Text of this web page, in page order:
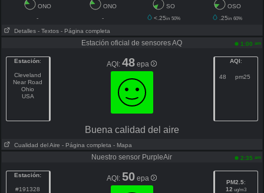
ONO ONO SO
OSO
-
- <.25in 50% .25in 60%
Detalles - Textos - Página completa
Estación oficial de sensores AQ 1:00 am
Estación:
Cleveland
Near Road
Ohio
USA
AQI:48 epa AQI:
48 pm25
Buena calidad del aire
Cualidad del Aire - Página completa - Mapa
Nuestro sensor PurpleAir 2:35 am
Estación:
#191328
AQI:50 epa PM2.5:
12 ug/m3